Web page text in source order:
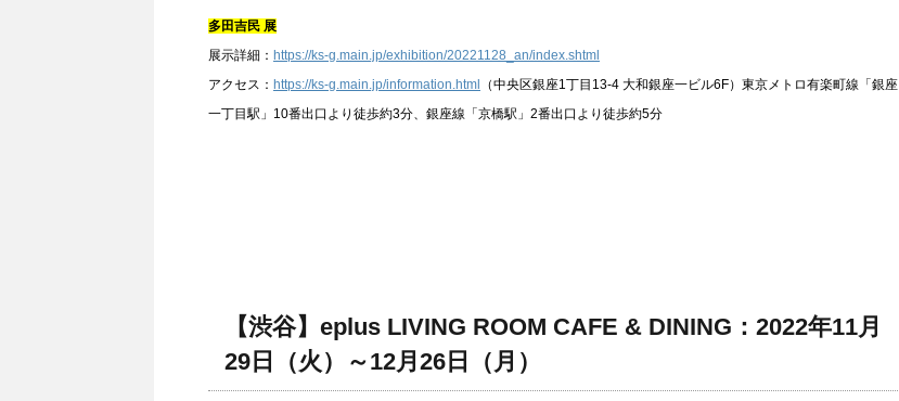
多田吉民 展
展示詳細： https://ks-g.main.jp/exhibition/20221128_an/index.shtml
アクセス： https://ks-g.main.jp/information.html
（中央区銀座1丁目13-4 大和銀座一ビル6F）東京メトロ有楽町線「銀座
一丁目駅」10番出口より徒歩約3分、銀座線「京橋駅」2番出口より徒歩約5分
【渋谷】eplus LIVING ROOM CAFE & DINING：2022年11月
29日（火）～12月26日（月）